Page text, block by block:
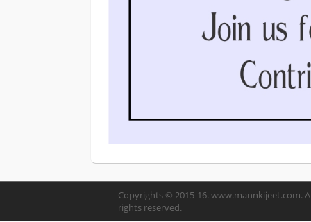
Copyrights © 2015-16. www.mannkijeet.com.
rights reserved.